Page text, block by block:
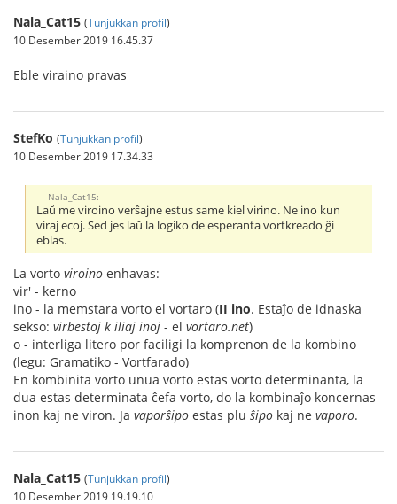
Nala_Cat15 (Tunjukkan profil)
10 Desember 2019 16.45.37
Eble viraino pravas
StefKo (Tunjukkan profil)
10 Desember 2019 17.34.33
Nala_Cat15:
Laŭ me viroino verŝajne estus same kiel virino. Ne ino kun
viraj ecoj. Sed jes laŭ la logiko de esperanta vortkreado ĝi
eblas.
La vorto viroino enhavas:
vir' - kerno
ino - la memstara vorto el vortaro (II ino. Estaĵo de idnaska
sekso: virbestoj k iliaj inoj - el vortaro.net)
o - interliga litero por faciligi la komprenon de la kombino
(legu: Gramatiko - Vortfarado)
En kombinita vorto unua vorto estas vorto determinanta, la
dua estas determinata ĉefa vorto, do la kombinaĵo koncernas
inon kaj ne viron. Ja vaporŝipo estas plu ŝipo kaj ne vaporo.
Nala_Cat15 (Tunjukkan profil)
10 Desember 2019 19.19.10